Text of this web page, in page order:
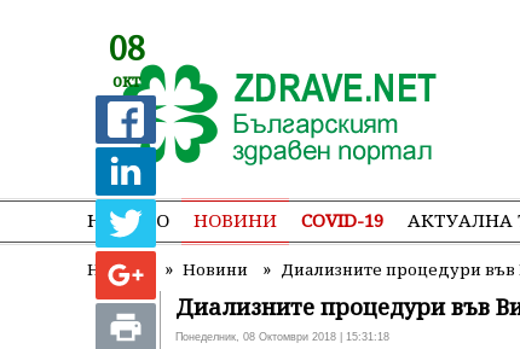
НАЧАЛО НОВИНИ COVID-19 АКТУАЛНА
Начало » Новини » Диализните процедури във
08
окт
Диализните процедури във
Понеделник, 08 Октомври 2018 | 15:31:18